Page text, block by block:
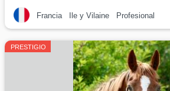
Francia
Ile y Vilaine Profesional
PRESTIGIO